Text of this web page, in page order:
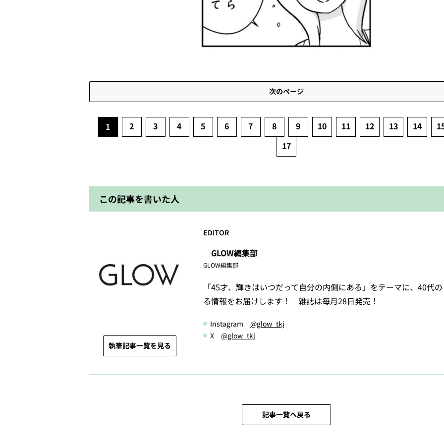
次のページ
1 2 3 4 5 6 7 8 9 10 11 12 13 14
17
この記事を書いた人
EDITOR
GLOW編集部
GLOW編集部
執筆記事一覧を見る
「45才、輝きはいつだって自分の内側にある」をテーマに、40代
る情報をお届けします！ 雑誌は毎月28日発売！
Instagram @glow_tkj
X @glow_tkj
記事一覧へ戻る